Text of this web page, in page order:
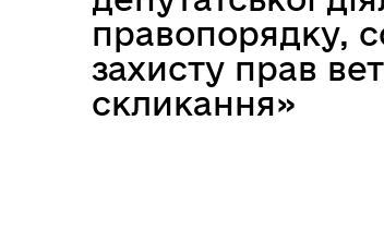
правопорядку,
захисту прав
скликання»